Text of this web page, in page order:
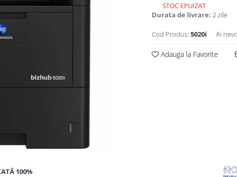
STOC EPUIZAT
Durata de livrare: 2 zile
Cod Produs: 5020i Ai
Adauga la Favorite
100%